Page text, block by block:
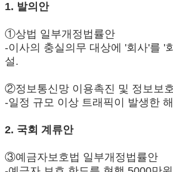
1. 발의안
①상법 일부개정법률안
-이사의 충실의무 대상에 '회사'를 '
설.
②정보통신망 이용촉진 및 정보보
-일정 규모 이상 트래픽이 발생한
2. 국회 계류안
③예금자보호법 일부개정법률안